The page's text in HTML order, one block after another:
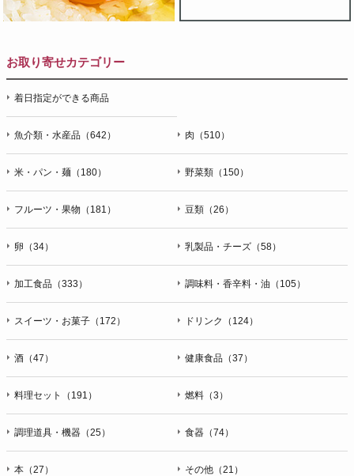
お取り寄せカテゴリー
着日指定ができる商品
魚介類・水産品（642） 肉（510）
米・パン・麺（180） 野菜類（150）
フルーツ・果物（181） 豆類（26）
卵（34） 乳製品・チーズ（58）
加工食品（333） 調味料・香辛料・油（105）
スイーツ・お菓子（172） ドリンク（124）
酒（47） 健康食品（37）
料理セット（191） 燃料（3）
調理道具・機器（25） 食器（74）
本（27） その他（21）